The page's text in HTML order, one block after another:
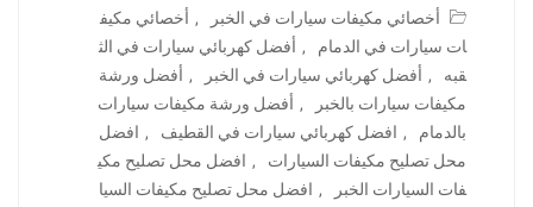
أخصائي مكيفات سيارات في الخبر
, أخصائي مكيف
ات سيارات في الدمام
, أفضل كهربائي سيارات في الث
قبه
, أفضل كهربائي سيارات في الخبر , أفضل ورشة
مكيفات سيارات بالخبر
, أفضل ورشة مكيفات سيارات
بالدمام
, افضل كهربائي سيارات في القطيف , افضل
محل تصليح مكيفات السيارات
, افضل محل تصليح مكي
فات السيارات الخبر
, افضل محل تصليح مكيفات السيا